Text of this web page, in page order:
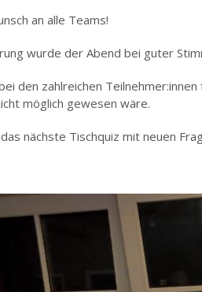
an alle Teams!
wurde der Abend bei guter
den zahlreichen
möglich gewesen wäre.
nächste Tischquiz mit neuen